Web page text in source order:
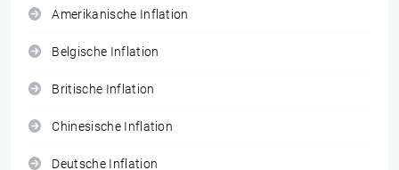
Amerikanische Inflation
Belgische Inflation
Britische Inflation
Chinesische Inflation
Deutsche Inflation